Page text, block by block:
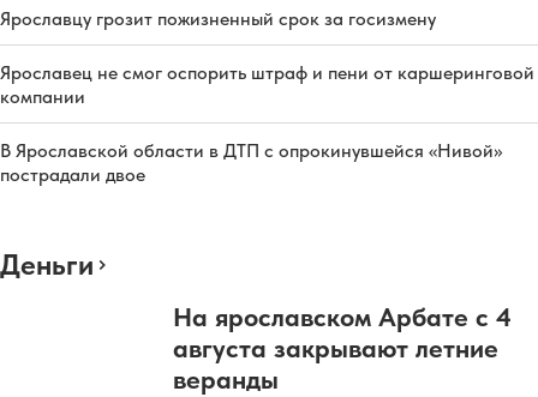
Ярославцу грозит пожизненный срок за госизмену
Ярославец не смог оспорить штраф и пени от каршеринговой
компании
В Ярославской области в ДТП с опрокинувшейся «Нивой»
пострадали двое
Деньги
На ярославском Арбате с 4
августа закрывают летние
веранды